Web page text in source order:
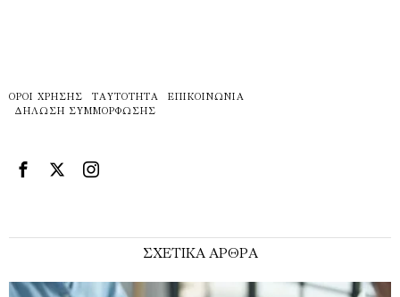
ΌΡΟΙ ΧΡΉΣΗΣ ΤΑΥΤΌΤΗΤΑ
ΕΠΙΚΟΙΝΩΝΊΑ
ΔΉΛΩΣΗ ΣΥΜΜΌΡΦΩΣΗΣ
ΣΧΕΤΙΚΑ ΑΡΘΡΑ